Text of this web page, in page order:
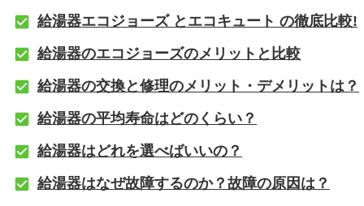
給湯器エコジョーズ とエコキュート の徹底比較!
給湯器のエコジョーズのメリットと比較
給湯器の交換と修理のメリット・デメリットは？
給湯器の平均寿命はどのくらい？
給湯器はどれを選べばいいの？
給湯器はなぜ故障するのか？故障の原因は？